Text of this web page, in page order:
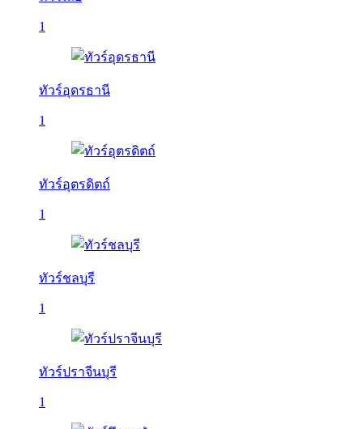
1
ทัวร์อุดรธานี
1
ทัวร์อุตรดิตถ์
1
ทัวร์ชลบุรี
1
ทัวร์ปราจีนบุรี
1